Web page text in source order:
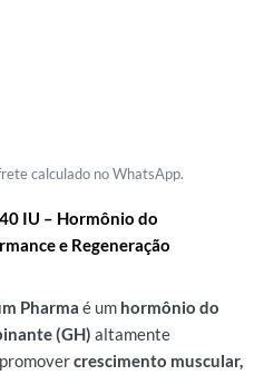
calculado no WhatsApp.
IU – Hormônio do
e Regeneração
Pharma é um hormônio do
(GH) altamente
crescimento muscular,